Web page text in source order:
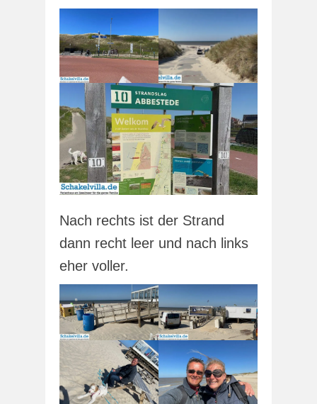
Nach rechts ist der Strand
dann recht leer und nach links
eher voller.